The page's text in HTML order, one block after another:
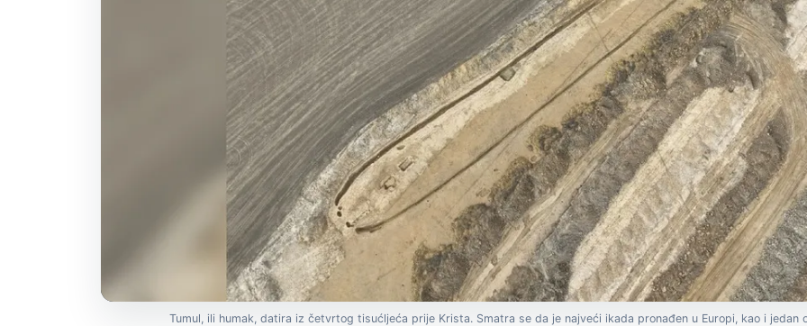
Tumul, ili humak, datira iz četvrtog tisućljeća prije Krista. Smatra se da je najveći ikada pronađen u Europi, kao i jedan